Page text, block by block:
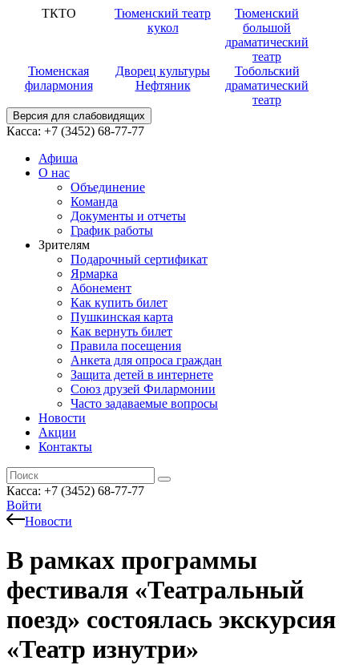
ТКТО
Тюменский театр
кукол
Тюменский
большой
драматический
театр
Тюменская
филармония
Дворец культуры
Нефтяник
Тобольский
драматический
театр
Версия для слабовидящих
Касса: +7 (3452) 68-77-77
Афиша
О нас
Объединение
Команда
Документы и отчеты
График работы
Зрителям
Подарочный сертификат
Ярмарка
Абонемент
Как купить билет
Пушкинская карта
Как вернуть билет
Правила посещения
Анкета для опроса граждан
Защита детей в интернете
Союз друзей Филармонии
Часто задаваемые вопросы
Новости
Акции
Контакты
Касса: +7 (3452) 68-77-77
Войти
Новости
В рамках программы
фестиваля «Театральный
поезд» состоялась экскурсия
«Театр изнутри»